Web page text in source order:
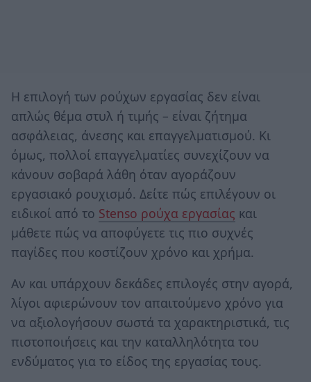
Η επιλογή των ρούχων εργασίας δεν είναι
απλώς θέμα στυλ ή τιμής – είναι ζήτημα
ασφάλειας, άνεσης και επαγγελματισμού. Κι
όμως, πολλοί επαγγελματίες συνεχίζουν να
κάνουν σοβαρά λάθη όταν αγοράζουν
εργασιακό ρουχισμό. Δείτε πώς επιλέγουν οι
ειδικοί από το Stenso ρούχα εργασίας και
μάθετε πώς να αποφύγετε τις πιο συχνές
παγίδες που κοστίζουν χρόνο και χρήμα.
Αν και υπάρχουν δεκάδες επιλογές στην αγορά,
λίγοι αφιερώνουν τον απαιτούμενο χρόνο για
να αξιολογήσουν σωστά τα χαρακτηριστικά, τις
πιστοποιήσεις και την καταλληλότητα του
ενδύματος για το είδος της εργασίας τους.